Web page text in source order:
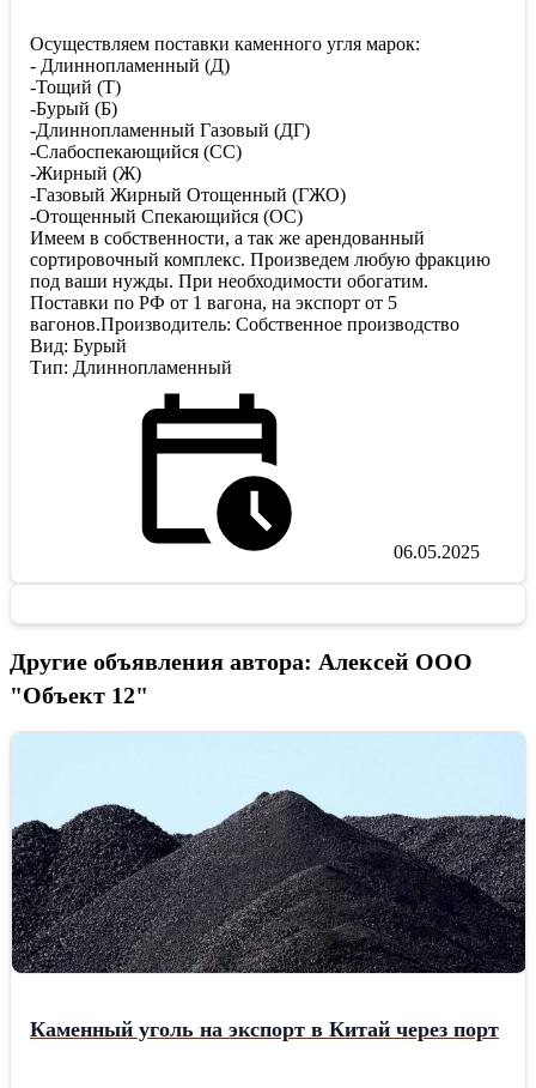
Осуществляем поставки каменного угля марок:
- Длиннопламенный (Д)
-Тощий (Т)
-Бурый (Б)
-Длиннопламенный Газовый (ДГ)
-Слабоспекающийся (СС)
-Жирный (Ж)
-Газовый Жирный Отощенный (ГЖО)
-Отощенный Спекающийся (ОС)
Имеем в собственности, а так же арендованный
сортировочный комплекс. Произведем любую фракцию
под ваши нужды. При необходимости обогатим.
Поставки по РФ от 1 вагона, на экспорт от 5
вагонов.Производитель: Собственное производство
Вид: Бурый
Тип: Длиннопламенный
06.05.2025
Другие объявления автора: Алексей ООО
"Объект 12"
Каменный уголь на экспорт в Китай через порт